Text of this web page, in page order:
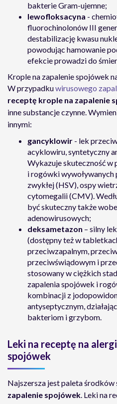
bakterie Gram-ujemne;
lewofloksacyna -
fluorochinolonów III
destabilizację kwasu
powodując hamowanie
efekcie prowadzi do
Krople na zapalenie spojówek
W przypadkuwirusowego
receptę krople na zapalenie
inne substancje czynne.
innymi:
gancyklowir - lek
acyklowiru, syntetyczny
Wykazuje skuteczność w
i rogówki
zwykłej (HSV), ospy
cytomegalii (CMV).
być skuteczny także
adenowirusowych;
deksametazon – silny
(dostępny też w
przeciwzapalnym,
przeciwświądowym i
stosowany w ciężkich
zapalenia spojówek i
kombinacji z
antyseptycznym,
bakteriom i grzybom.
Leki na receptę na
spojówek
Najszersza jest paleta środków
zapalenie spojówek. Leki na